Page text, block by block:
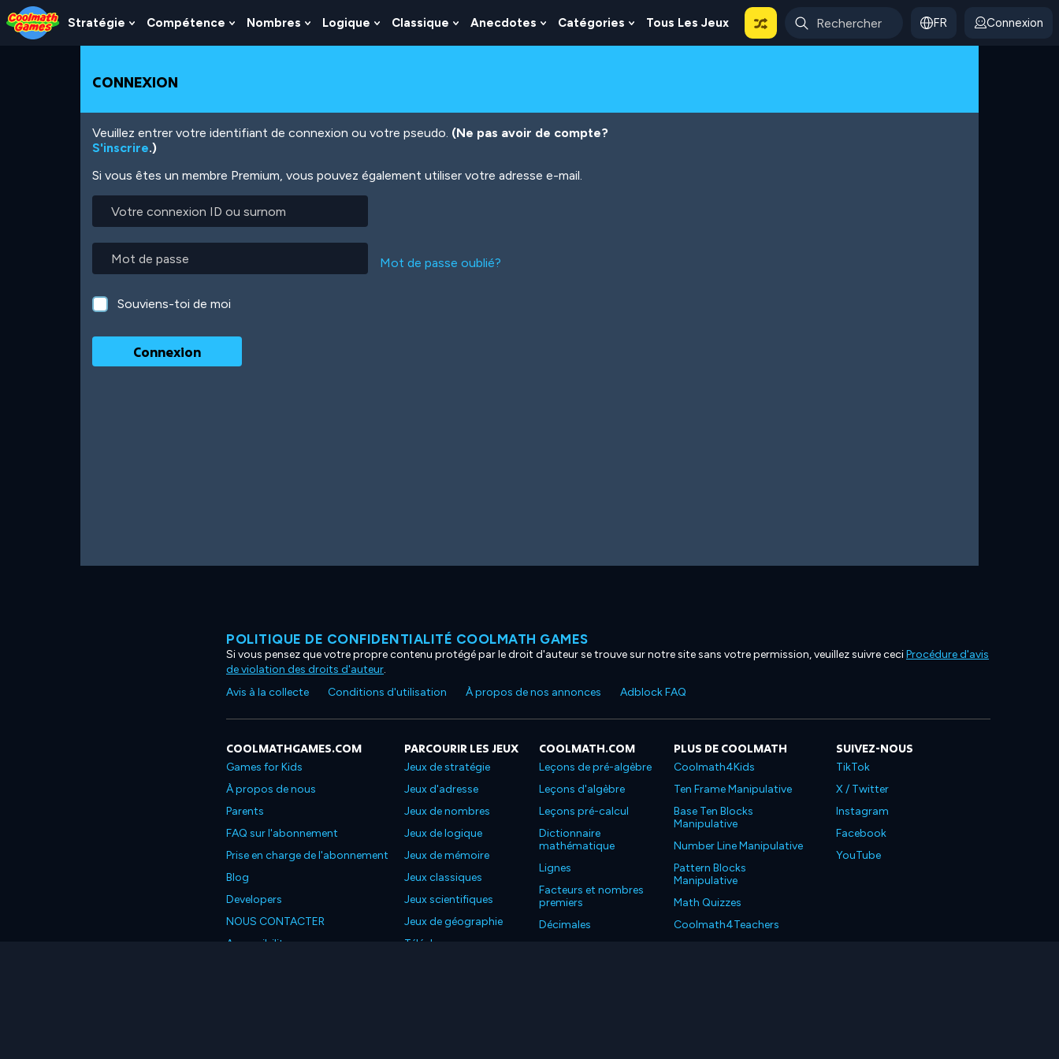
Skip
to
Top
Skip
to
Navigation
Skip
to
Main
Skip
to
Footer
Aller
au
contenu
Stratégie
Show
Submenu
Stratégie
Compétence
Show
Submenu
Nombres
Show
Submenu
Logique
Show
Submenu
Classique
Show
Submenu
Anecdotes
Show
Submenu
Catégories
Show
Submenu
Tous Les Jeux FR Connexion
CONNEXION
Veuillez entrer votre identifiant de connexion ou votre pseudo. (Ne pas avoir de compte?
S'inscrire.)
Si vous êtes un membre Premium, vous pouvez également utiliser votre adresse e-mail.
connexion
ou
surnom
Mot de passe oublié?
Souviens-toi de moi
POLITIQUE DE CONFIDENTIALITÉ COOLMATH GAMES
Si vous pensez que votre propre contenu protégé par le droit d'auteur se trouve sur notre site sans votre permission, veuillez suivre ceciProcédure d'avis
de violation des droits d'auteur.
Avis à la collecte
Conditions d'utilisation À propos de nos annonces Adblock FAQ
COOLMATHGAMES.COM
Games for Kids
À propos de nous
Parents
FAQ sur l'abonnement
Prise en charge de l'abonnement
Blog
Developers
NOUS CONTACTER
Accessibility
PARCOURIR LES JEUX
Jeux de stratégie
Jeux d'adresse
Jeux de nombres
Jeux de logique
Jeux de mémoire
Jeux classiques
Jeux scientifiques
Jeux de géographie
Téléchargez nos
COOLMATH.COM
Leçons de pré-algèbre
Leçons d'algèbre
Leçons pré-calcul
Dictionnaire
mathématique
Lignes
Facteurs et nombres
premiers
Décimales
PLUS DE COOLMATH
Coolmath4Kids
Ten Frame Manipulative
Base Ten Blocks
Manipulative
Number Line Manipulative
Pattern Blocks
Manipulative
Math Quizzes
Coolmath4Teachers
SUIVEZ-NOUS
TikTok
X / Twitter
Instagram
Facebook
YouTube